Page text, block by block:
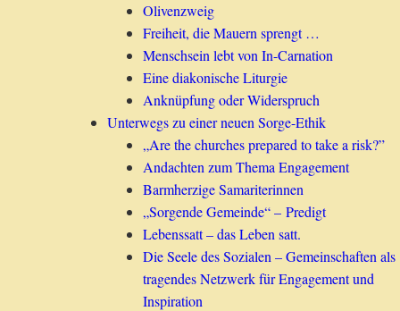
Olivenzweig
Freiheit, die Mauern sprengt …
Menschsein lebt von In-Carnation
Eine diakonische Liturgie
Anknüpfung oder Widerspruch
Unterwegs zu einer neuen Sorge-Ethik
„Are the churches prepared to take a risk?”
Andachten zum Thema Engagement
Barmherzige Samariterinnen
„Sorgende Gemeinde“ – Predigt
Lebenssatt – das Leben satt.
Die Seele des Sozialen – Gemeinschaften als
tragendes Netzwerk für Engagement und
Inspiration